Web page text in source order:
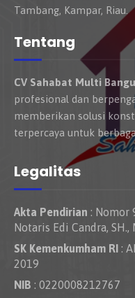
Tambang, Kampar, Riau.
Tentang
CV Sahabat Multi
profesional dan
memberikan solusi
terpercaya untuk
Legalitas
Akta Pendirian : Nomor
Notaris Edi Candra, SH.,
SK Kemenkumham RI :
2019
NIB : 0220008212767